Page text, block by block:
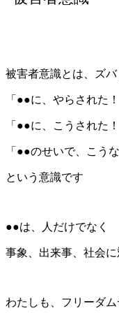
被害者意識とは、ズバ
「●●に、やらされた！
「●●に、こうされた！
「●●のせいで、こう
という意識です
●●は、人だけでなく
事象、出来事、社会
わたしも、フリーダ